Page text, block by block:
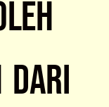
Dari